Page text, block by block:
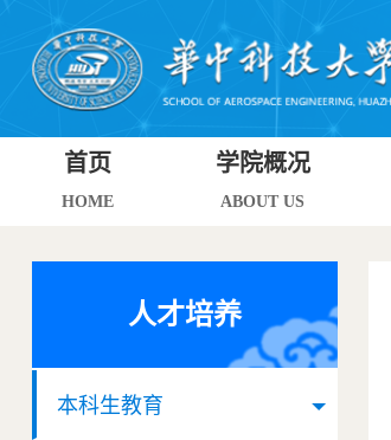
首页
HOME
学院概况
ABOUT US
人才培养
本科生教育